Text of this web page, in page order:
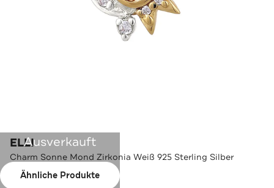
Ausverkauft
Ähnliche Produkte
ELLI
Charm Sonne Mond Zirkonia Weiß 925 Sterling Silber